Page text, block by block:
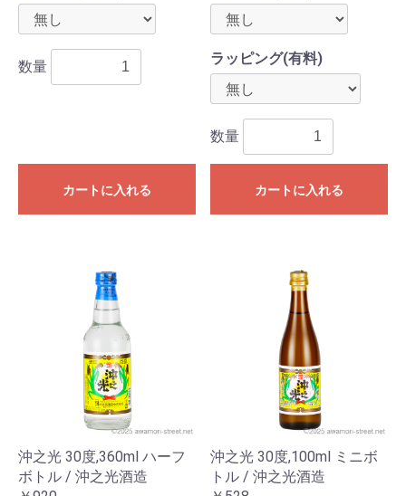
数量
カートに入れる
ラッピング(有料)
数量
カートに入れる
沖之光 30度,360ml ハーフ
ボトル / 沖之光酒造
沖之光 30度,100ml ミニボ
トル / 沖之光酒造